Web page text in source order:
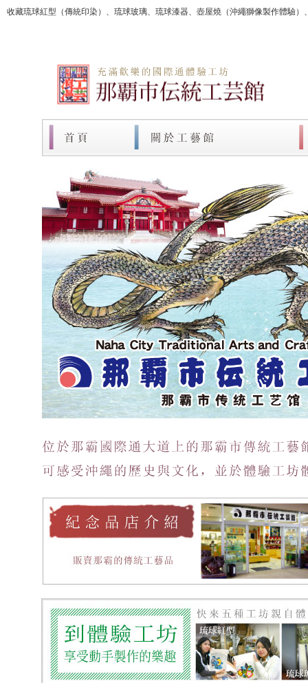
收藏琉球紅型（傳統印染）、琉球玻璃、琉球漆器、壺屋燒（沖繩獅像製作體驗